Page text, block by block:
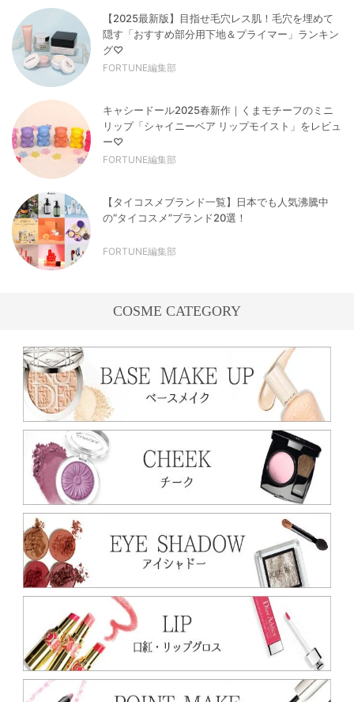
【2025最新版】目指せ毛穴レス肌！毛穴を埋めて
隠す「おすすめ部分用下地＆プライマー」ランキン
グ♡
FORTUNE編集部
キャシードール2025春新作｜くまモチーフのミニ
リップ「シャイニーベア リップモイスト」をレビュ
ー♡
FORTUNE編集部
【タイコスメブランド一覧】日本でも人気沸騰中
の“タイコスメ”ブランド20選！
FORTUNE編集部
COSME CATEGORY